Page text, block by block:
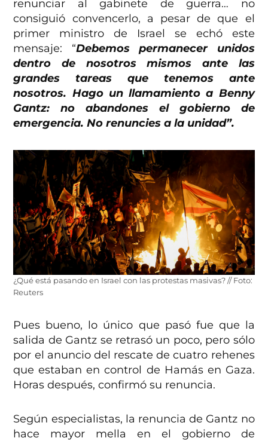
renunciar al gabinete de guerra… no
consiguió convencerlo, a pesar de que el
primer ministro de Israel se echó este
mensaje: “Debemos permanecer unidos
dentro de nosotros mismos ante las
grandes tareas que tenemos ante
nosotros. Hago un llamamiento a Benny
Gantz: no abandones el gobierno de
emergencia. No renuncies a la unidad”.
¿Qué está pasando en Israel con las protestas masivas? // Foto:
Reuters
Pues bueno, lo único que pasó fue que la
salida de Gantz se retrasó un poco, pero sólo
por el anuncio del rescate de cuatro rehenes
que estaban en control de Hamás en Gaza.
Horas después, confirmó su renuncia.
Según especialistas, la renuncia de Gantz no
hace mayor mella en el gobierno de